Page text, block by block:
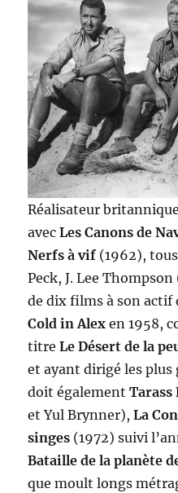
Réalisateur
avecLes Canons de
Nerfs à vif (1962),
Peck, J. Lee
de dix films à son
Cold in Alex en 1958,
titreLe Désert de la
et ayant dirigé les
doit égalementTarass
et Yul Brynner),La
singes (1972) suivi
Bataille de la planète
que moult longs